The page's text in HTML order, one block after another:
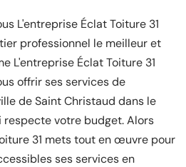
L'entreprise Éclat Toiture 31
professionnel le meilleur et
L'entreprise Éclat Toiture 31
offrir ses services de
de Saint Christaud dans le
respecte votre budget. Alors
31 mets tout en œuvre pour
ses services en